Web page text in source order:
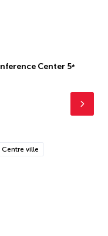
Center 5*
Centre ville